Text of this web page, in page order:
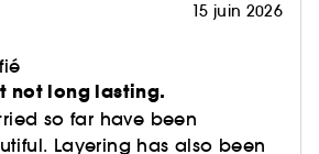
15 juin 2026
not long lasting.
so far have been
Layering has also been